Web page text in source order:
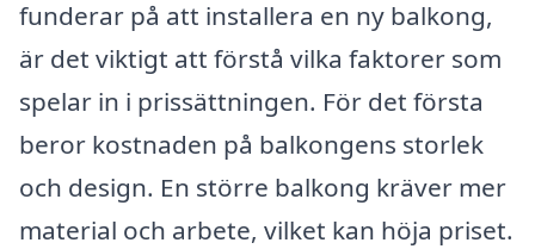
funderar på att installera en ny balkong,
är det viktigt att förstå vilka faktorer som
spelar in i prissättningen. För det första
beror kostnaden på balkongens storlek
och design. En större balkong kräver mer
material och arbete, vilket kan höja priset.